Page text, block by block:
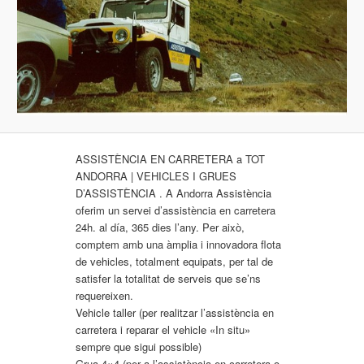
ASSISTÈNCIA EN CARRETERA a TOT
ANDORRA | VEHICLES I GRUES
D’ASSISTÈNCIA . A Andorra Assistència
oferim un servei d’assistència en carretera
24h. al día, 365 dies l’any. Per això,
comptem amb una àmplia i innovadora flota
de vehicles, totalment equipats, per tal de
satisfer la totalitat de serveis que se’ns
requereixen.
Vehicle taller (per realitzar l’assistència en
carretera i reparar el vehicle «In situ»
sempre que sigui possible)